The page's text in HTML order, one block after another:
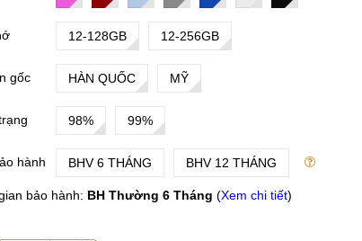
12-128GB 12-256GB
gốc HÀN QUỐC MỸ
98% 99%
hành BHV 6 THÁNG BHV 12 THÁNG
bảo hành: BH Thường 6 Tháng (Xem chi tiết)